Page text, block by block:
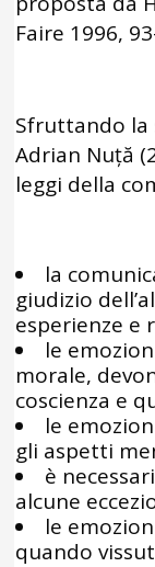
Faire 1996,
Sfruttando la
Adrian Nuță
leggi della
la
giudizio
esperienze e
le
morale,
coscienza e
le
gli aspetti
è
alcune
le
quando